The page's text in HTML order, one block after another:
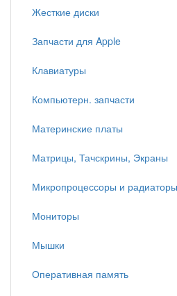
Жесткие диски
Запчасти для Apple
Клавиатуры
Компьютерн. запчасти
Материнские платы
Матрицы, Тачскрины, Экраны
Микропроцессоры и радиаторы
Мониторы
Мышки
Оперативная память